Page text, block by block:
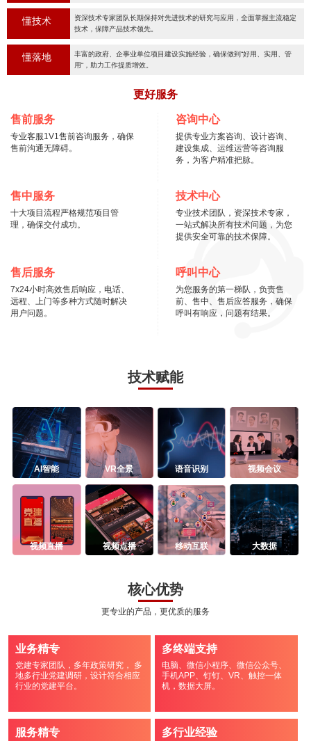
懂技术
资深技术专家团队长期保持对先进技术的研究与应用，全面掌握主流稳定
技术，保障产品技术领先。
懂落地
丰富的政府、企事业单位项目建设实施经验，确保做到“好用、实用、管
用“，助力工作提质增效。
更好服务
售前服务
专业客服1V1售前咨询服务，确保
售前沟通无障碍。
咨询中心
提供专业方案咨询、设计咨询、
建设集成、运维运营等咨询服
务，为客户精准把脉。
售中服务
十大项目流程严格规范项目管
理，确保交付成功。
技术中心
专业技术团队，资深技术专家，
一站式解决所有技术问题，为您
提供安全可靠的技术保障。
售后服务
7x24小时高效售后响应，电话、
远程、上门等多种方式随时解决
用户问题。
呼叫中心
为您服务的第一梯队，负责售
前、售中、售后应答服务，确保
呼叫有响应，问题有结果。
技术赋能
AI智能 VR全景 语音识别 视频会议
视频直播 视频点播 移动互联 大数据
核心优势
更专业的产品，更优质的服务
业务精专
党建专家团队，多年政策研究， 多
地多行业党建调研，设计符合相应
行业的党建平台。
多终端支持
电脑、微信小程序、微信公众号、
手机APP、钉钉、VR、触控一体
机，数据大屏。
服务精专 多行业经验